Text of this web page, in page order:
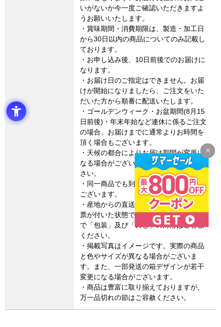
いがないか今一度ご確認いただきますよ
うお願いいたします。
・賞味期間・消費期限は、製造・加工日
から30日以内の商品についてのみ記載し
ております。
・お申し込み後、10日前後でのお届けに
なります。
・お届け日のご指定はできません。お届
けが開始になりましたら、ご注文をいた
だいた方から順番に配送いたします。
・ゴールデンウィーク・お盆期間(8月15
日前後)・年末年始など連休に係るご注文
の場合、お届けまでに通常よりお時間を
頂く場合もございます。
・天候の都合によりお届け期間が変更に
なる場合がございます。予めご了承くだ
さい。
・同一商品でも到着時期がずれる場合が
ございます。
・産地からの直送となります。外箱に伝
票が付いた状態でのお届けとなりますの
で「包装」及び「のし」の対応はご容赦
ください。
・掲載写真はイメージです。実際の商品
と色やサイズが異なる場合がございま
す。また、一部発送の箱デザインが若干
変更になる場合がございます。
・商品は豊富に取り揃えておりますが、
万一品切れの節はご容赦ください。